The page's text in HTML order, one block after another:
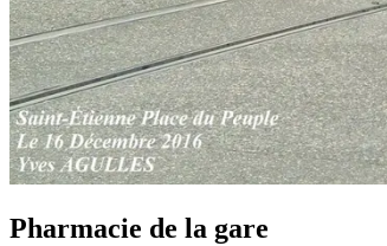
Pharmacie de la gare